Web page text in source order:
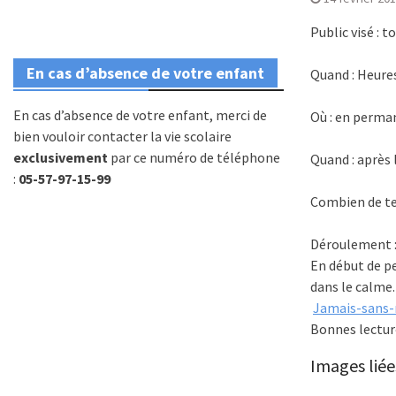
Public visé :
Quand :
Où : en
Quand :
Combien de
Déroulement
En début de
dans le calme.
Jamais-
Bonnes
Images
En cas d’absence de votre enfant
En cas d’absence de votre enfant, merci de
bien vouloir contacter la vie scolaire
exclusivement par ce numéro de téléphone
: 05-57-97-15-99